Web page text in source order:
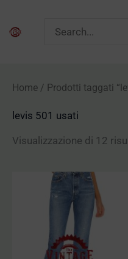
per:
Home / Prodotti taggati
levis 501 usati
Visualizzazione di 12